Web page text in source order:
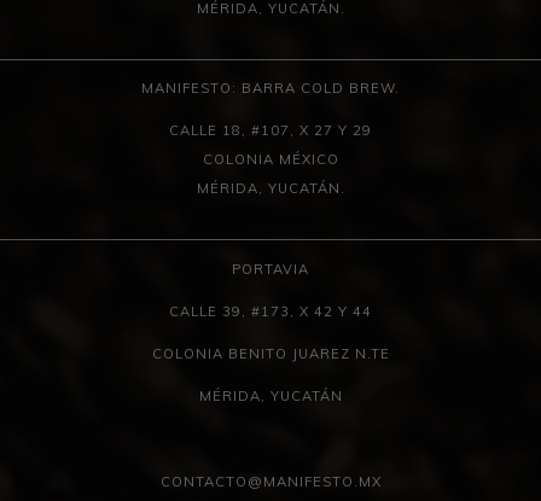
MÉRIDA, YUCATÁN.
MANIFESTO: BARRA COLD BREW.
CALLE 18, #107, X 27 Y 29
COLONIA MÉXICO
MÉRIDA, YUCATÁN.
PORTAVIA
CALLE 39, #173, X 42 Y 44
COLONIA BENITO JUAREZ N.TE
MÉRIDA, YUCATÁN
CONTACTO@MANIFESTO.MX